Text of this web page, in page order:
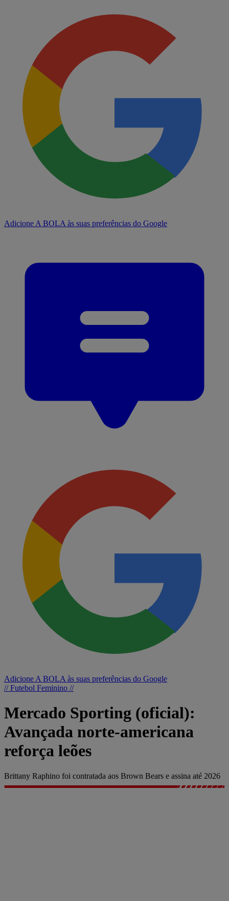
Adicione A BOLA às suas preferências do Google
Adicione A BOLA às suas preferências do Google
// Futebol Feminino //
Mercado Sporting (oficial):
Avançada norte-americana
reforça leões
Brittany Raphino foi contratada aos Brown Bears e assina até 2026